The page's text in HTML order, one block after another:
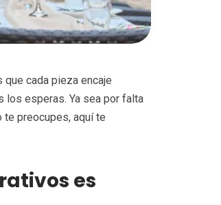
cada pieza encaje
los esperas. Ya sea por falta
te preocupes, aquí te
es